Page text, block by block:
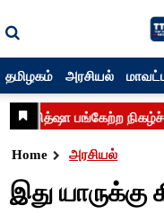
தமிழகம் அரசியல்
Home அரசியல்
இது யாருக்கு